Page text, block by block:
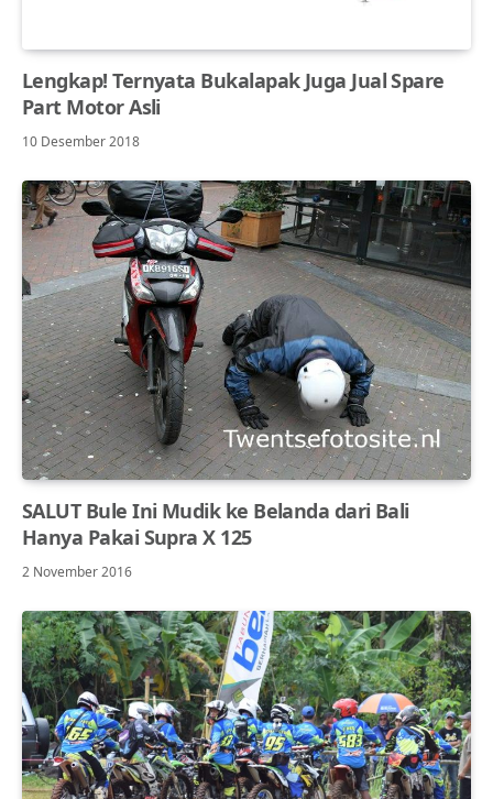
Lengkap! Ternyata Bukalapak Juga Jual Spare
Part Motor Asli
10 Desember 2018
SALUT Bule Ini Mudik ke Belanda dari Bali
Hanya Pakai Supra X 125
2 November 2016